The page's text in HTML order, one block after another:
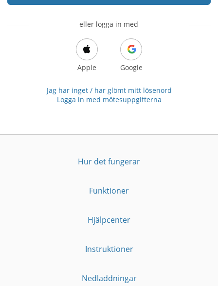
eller logga in med
Apple Google
Jag har inget / har glömt mitt lösenord
Logga in med mötesuppgifterna
Hur det fungerar
Funktioner
Hjälpcenter
Instruktioner
Nedladdningar